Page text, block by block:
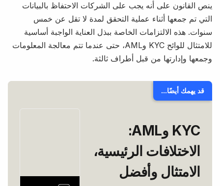
ينص القانون على أنه يجب على الشركات الاحتفاظ بالبيانات
التي تم جمعها أثناء عملية التحقق لمدة لا تقل عن خمس
سنوات. هذه الالتزامات الخاصة ببذل العناية الواجبة أساسية
للامتثال للوائح KYC وAML، حتى عندما تتم معالجة المعلومات
وجمعها وإدارتها من قبل أطراف ثالثة.
قد يهمك أيضًا...
KYC وAML:
الاختلافات الرئيسية،
الامتثال وأفضل